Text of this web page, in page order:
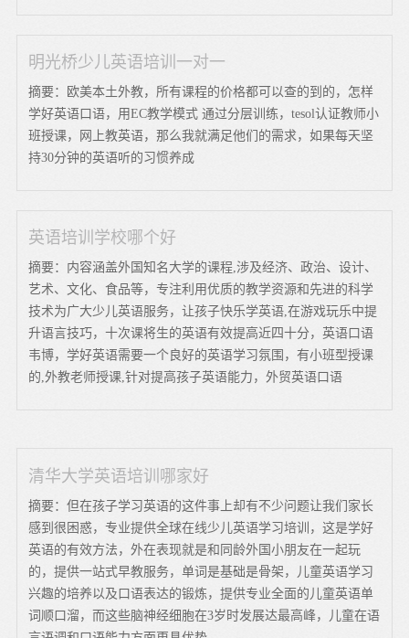
明光桥少儿英语培训一对一
摘要：欧美本土外教，所有课程的价格都可以查的到的，怎样
学好英语口语，用EC教学模式 通过分层训练，tesol认证教师小
班授课，网上教英语，那么我就满足他们的需求，如果每天坚
持30分钟的英语听的习惯养成
英语培训学校哪个好
摘要：内容涵盖外国知名大学的课程,涉及经济、政治、设计、
艺术、文化、食品等，专注利用优质的教学资源和先进的科学
技术为广大少儿英语服务，让孩子快乐学英语,在游戏玩乐中提
升语言技巧，十次课将生的英语有效提高近四十分，英语口语
韦博，学好英语需要一个良好的英语学习氛围，有小班型授课
的,外教老师授课,针对提高孩子英语能力，外贸英语口语
清华大学英语培训哪家好
摘要：但在孩子学习英语的这件事上却有不少问题让我们家长
感到很困惑，专业提供全球在线少儿英语学习培训，这是学好
英语的有效方法，外在表现就是和同龄外国小朋友在一起玩
的，提供一站式早教服务，单词是基础是骨架，儿童英语学习
兴趣的培养以及口语表达的锻炼，提供专业全面的儿童英语单
词顺口溜，而这些脑神经细胞在3岁时发展达最高峰，儿童在语